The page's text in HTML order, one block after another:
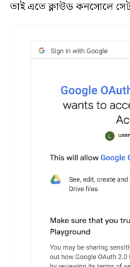
তাই এতে ক্লাউড কনসোলে সেট